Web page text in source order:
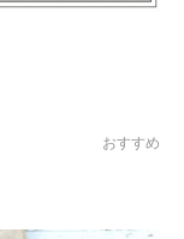
おすすめ